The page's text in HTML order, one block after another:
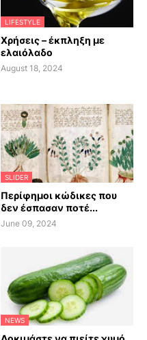
LIFESTYLE
Χρήσεις – έκπληξη με
ελαιόλαδο
August 18, 2024
SLIDER
Περίφημοι κώδικες που
δεν έσπασαν ποτέ...
June 09, 2024
NEWS